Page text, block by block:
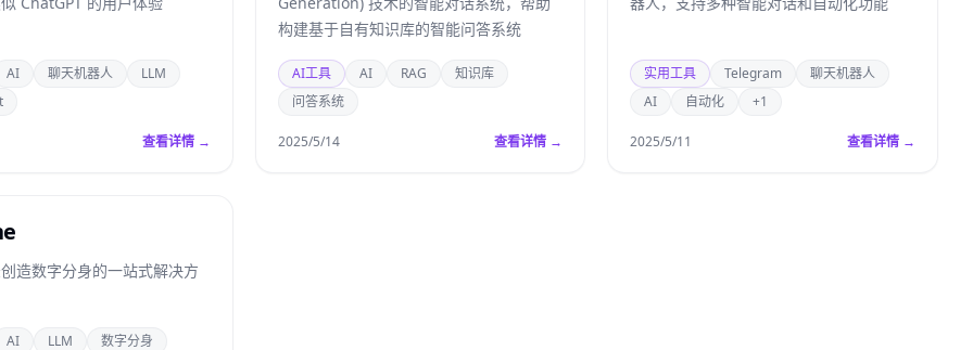
AI 聊天机器人
LLM
查看详情 →
构建基于自有知识库的智能问答系统
AI工具 AI RAG
知识库
问答系统
2025/5/14 查看详情 →
实用工具 Telegram
聊天机器人
AI
自动化 +1
2025/5/11 查看详情 →
造数字分身的一站式解决方
AI LLM
数字分身